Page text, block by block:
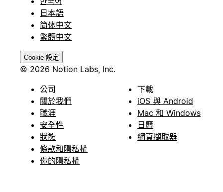
日本語
简体中文
繁體中文
Cookie 設定
© 2026 Notion Labs, Inc.
公司
關於我們
職涯
安全性
狀態
條款和隱私權
你的隱私權
下載
iOS 與 Android
Mac 和 Windows
日曆
網頁擷取器